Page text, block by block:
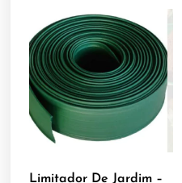
Limitador De Jardim –